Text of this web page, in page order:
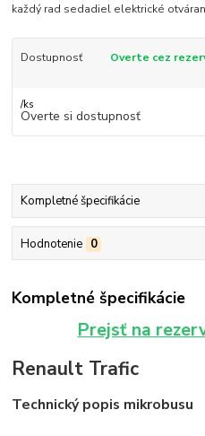
každý rad sedadiel elektrické
Dostupnosť Overte cez
/ks
Overte si dostupnosť
Kompletné špecifikácie
Hodnotenie 0
Kompletné špecifikácie
Prejsť na
Renault Trafic
Technický popis mikrobusu